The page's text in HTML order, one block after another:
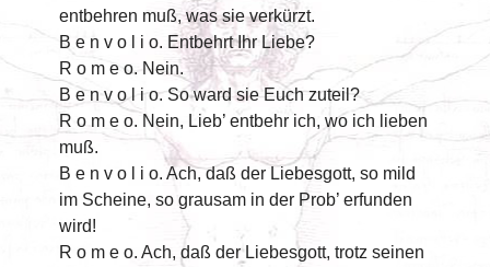
entbehren muß, was sie verkürzt.
B e n v o l i o. Entbehrt Ihr Liebe?
R o m e o. Nein.
B e n v o l i o. So ward sie Euch zuteil?
R o m e o. Nein, Lieb’ entbehr ich, wo ich lieben
muß.
B e n v o l i o. Ach, daß der Liebesgott, so mild
im Scheine, so grausam in der Prob’ erfunden
wird!
R o m e o. Ach, daß der Liebesgott, trotz seinen